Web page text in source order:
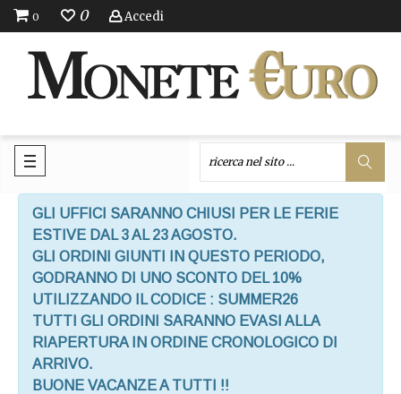
0 0 Accedi
GLI UFFICI SARANNO CHIUSI PER LE FERIE
ESTIVE DAL 3 AL 23 AGOSTO.
GLI ORDINI GIUNTI IN QUESTO PERIODO,
GODRANNO DI UNO SCONTO DEL 10%
UTILIZZANDO IL CODICE : SUMMER26
TUTTI GLI ORDINI SARANNO EVASI ALLA
RIAPERTURA IN ORDINE CRONOLOGICO DI
ARRIVO.
BUONE VACANZE A TUTTI !!